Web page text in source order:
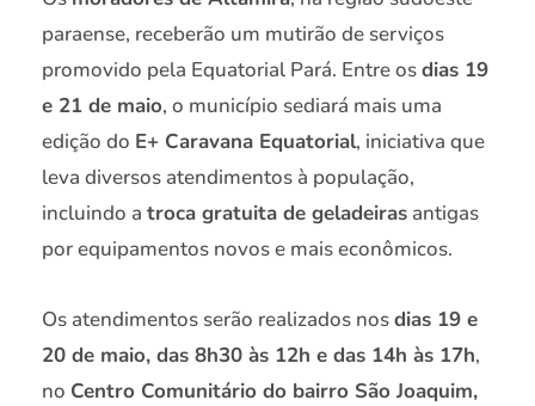
paraense, receberão um mutirão de serviços
promovido pela Equatorial Pará. Entre osdias 19
e 21 de maio, o município sediará mais uma
edição do E+ Caravana Equatorial, iniciativa que
leva diversos atendimentos à população,
incluindo a troca gratuita de geladeiras antigas
por equipamentos novos e mais econômicos.
Os atendimentos serão realizados nosdias 19 e
20 de maio, das 8h30 às 12h e das 14h às 17h,
no Centro Comunitário do bairro São Joaquim,